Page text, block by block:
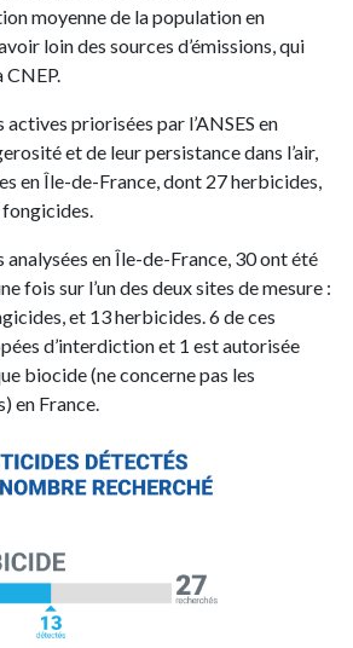
moyenne de la population en
loin des sources d’émissions, qui
actives priorisées par l’ANSES en
et de leur persistance dans l’air,
en Île-de-France, dont 27 herbicides,
analysées en Île-de-France, 30 ont été
fois sur l’un des deux sites de mesure :
et 13 herbicides. 6 de ces
d’interdiction et 1 est autorisée
biocide (ne concerne pas les
en France.